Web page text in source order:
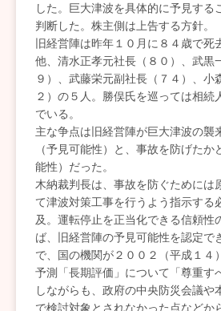
した。巨大津波を具体的に予見する
判断した。株主側は上告する方針。
旧経営陣は昨年１０月に８４歳で死
他、清水正孝元社長（８０）、武黒
９）、武藤栄元副社長（７４）、小
２）の５人。勝俣氏を巡っては相続
でいる。
主な争点は旧経営陣が巨大津波の襲
（予見可能性）と、事故を防げた
能性）だった。
木納裁判長は、事故を防ぐためには
て津波対策工事を行うよう指示する
及。運転停止を正当化できる信頼性
ば、旧経営陣の予見可能性を認定で
で、国の機関が２００２（平成１４
予測「長期評価」について「尊重す
しながらも、政府の中央防災会議や
で検討対象とされなかった点などか